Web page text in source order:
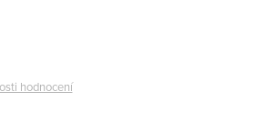
hodnocení